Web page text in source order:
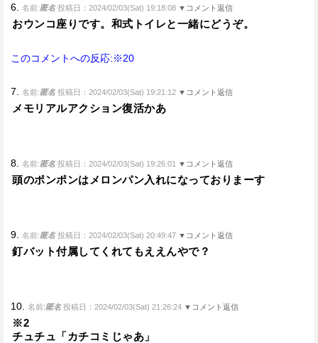
6. 名前:匿名 投稿日：2024/02/03(Sat) 19:18:08 ▼コメント返信
おウンコ座りです。和式トイレと一緒にどうぞ。
このコメントへの反応:※20
7. 名前:匿名 投稿日：2024/02/03(Sat) 19:21:12 ▼コメント返信
メモリアルアクション復活かあ
8. 名前:匿名 投稿日：2024/02/03(Sat) 19:26:01 ▼コメント返信
頭のポンポンはメロンパン入れになっておりまーす
9. 名前:匿名 投稿日：2024/02/03(Sat) 20:49:47 ▼コメント返信
釘バット付属してくれてもええんやで？
10. 名前:匿名 投稿日：2024/02/03(Sat) 21:26:24 ▼コメント返信
※2
チュチュ「カチコミじゃあ」